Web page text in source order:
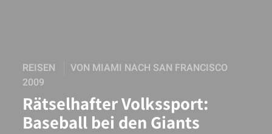
REISEN
VON MIAMI NACH SAN FRANCISCO
2009
Rätselhafter Volkssport:
Baseball bei den Giants